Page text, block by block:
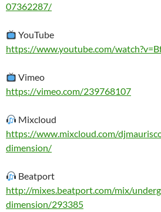
07362287/
YouTube
https://www.youtube.com/
Vimeo
https://vimeo.com/239768107
Mixcloud
https://www.mixcloud.com/
dimension/
Beatport
http://mixes.beatport.com/mix/
dimension/293385